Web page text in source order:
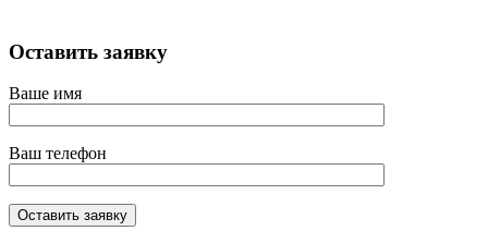
Оставить заявку
Ваше имя
Ваш телефон